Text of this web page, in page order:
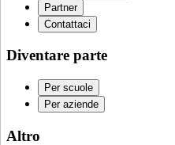
Partner
Contattaci
Diventare parte
Per scuole
Per aziende
Altro